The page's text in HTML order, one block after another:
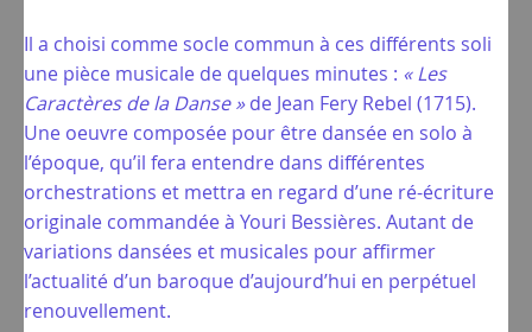
Il a choisi comme socle commun à ces différents soli
une pièce musicale de quelques minutes : « Les
Caractères de la Danse »de Jean Fery Rebel (1715).
Une oeuvre composée pour être dansée en solo à
l’époque, qu’il fera entendre dans différentes
orchestrations et mettra en regard d’une ré-écriture
originale commandée à Youri Bessières. Autant de
variations dansées et musicales pour affirmer
l’actualité d’un baroque d’aujourd’hui en perpétuel
renouvellement.